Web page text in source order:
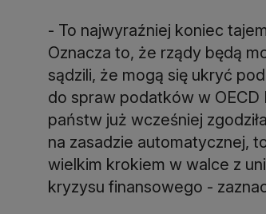
- To najwyraźniej koniec
Oznacza to, że rządy będą
sądzili, że mogą się ukryć
do spraw podatków w OECD
państw już wcześniej
na zasadzie automatycznej,
wielkim krokiem w walce z
kryzysu finansowego -